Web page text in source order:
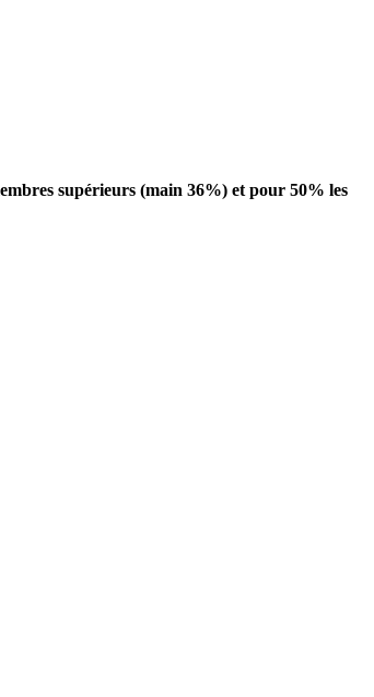
supérieurs (main 36%) et pour 50% les